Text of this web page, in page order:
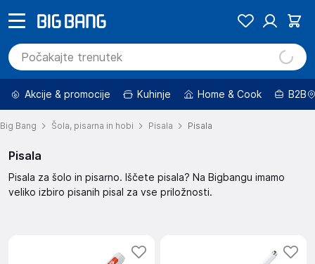
Akcije & promocije Kuhinje Home & Cook B2B
Big Bang Šola, pisarna in hobi Pisala Pisala
Pisala
Pisala za šolo in pisarno. Iščete pisala? Na Bigbangu imamo
veliko izbiro pisanih pisal za vse priložnosti.